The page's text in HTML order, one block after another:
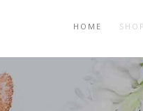
HOME SHOP